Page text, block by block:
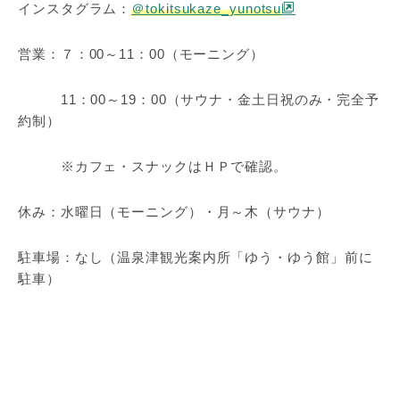
インスタグラム：＠tokitsukaze_yunotsu
営業：７：00～11：00（モーニング）
11：00～19：00（サウナ・金土日祝のみ・完全予
約制）
※カフェ・スナックはＨＰで確認。
休み：水曜日（モーニング）・月～木（サウナ）
駐車場：なし（温泉津観光案内所「ゆう・ゆう館」前に
駐車）